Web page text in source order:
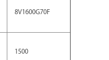
8V1600G70F
1500